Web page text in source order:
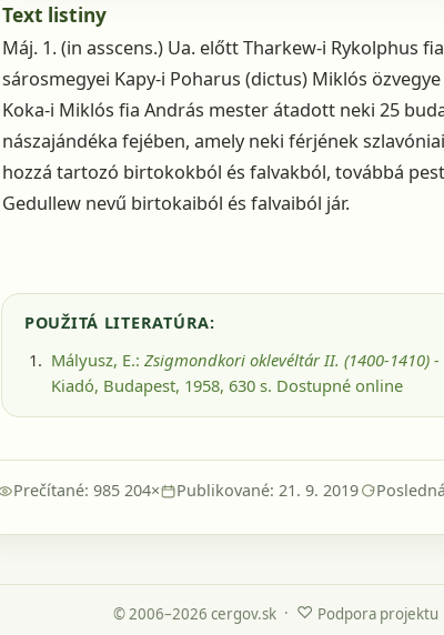
Text listiny
Máj. 1. (in asscens.) Ua. előtt Tharkew-i Rykolphus
sárosmegyei Kapy-i Poharus (dictus) Miklós
Koka-i Miklós fia András mester átadott neki 25
nászajándéka fejében, amely neki férjének
hozzá tartozó birtokokból és falvakból, továbbá
Gedullew nevű birtokaiból és falvaiból jár.
POUŽITÁ LITERATÚRA:
Mályusz, E.: Zsigmondkori oklevéltár II. (1400-1410) -
Kiadó, Budapest, 1958, 630 s. Dostupné online
Prečítané: 985 204× Publikované: 21. 9. 2019
© 2006–2026 cergov.sk · ♡ Podpora projektu